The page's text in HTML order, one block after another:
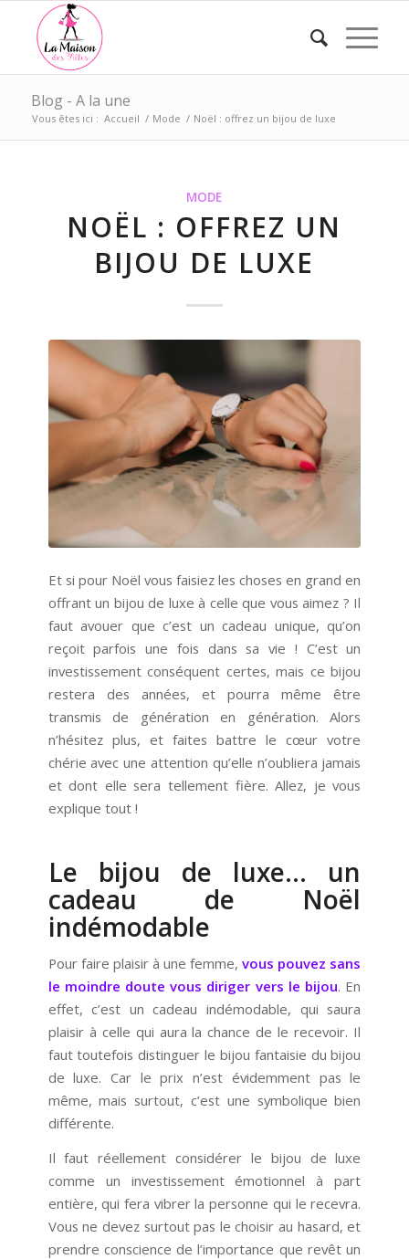
Blog - A la une
Vous êtes ici : Accueil / Mode / Noël : offrez un bijou de luxe
MODE
NOËL : OFFREZ UN
BIJOU DE LUXE
Et si pour Noël vous faisiez les choses en grand en
offrant un bijou de luxe à celle que vous aimez ? Il
faut avouer que c’est un cadeau unique, qu’on
reçoit parfois une fois dans sa vie ! C’est un
investissement conséquent certes, mais ce bijou
restera des années, et pourra même être
transmis de génération en génération. Alors
n’hésitez plus, et faites battre le cœur votre
chérie avec une attention qu’elle n’oubliera jamais
et dont elle sera tellement fière. Allez, je vous
explique tout !
Le bijou de luxe… un
cadeau de Noël
indémodable
Pour faire plaisir à une femme,vous pouvez sans
le moindre doute vous diriger vers le bijou. En
effet, c’est un cadeau indémodable, qui saura
plaisir à celle qui aura la chance de le recevoir. Il
faut toutefois distinguer le bijou fantaisie du bijou
de luxe. Car le prix n’est évidemment pas le
même, mais surtout, c’est une symbolique bien
différente.
Il faut réellement considérer le bijou de luxe
comme un investissement émotionnel à part
entière, qui fera vibrer la personne qui le recevra.
Vous ne devez surtout pas le choisir au hasard, et
prendre conscience de l’importance que revêt un